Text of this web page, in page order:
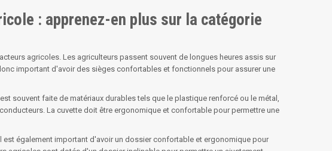
: apprenez-en plus sur la catégorie
agricoles. Les agriculteurs passent souvent de longues heures assis sur
important d'avoir des sièges confortables et fonctionnels pour assurer une
souvent faite de matériaux durables tels que le plastique renforcé ou le métal,
La cuvette doit être ergonomique et confortable pour permettre une
également important d'avoir un dossier confortable et ergonomique pour